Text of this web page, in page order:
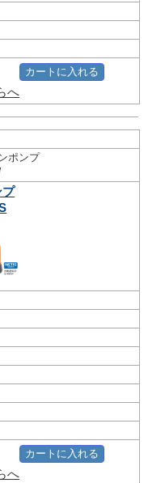
へ
カートに入れる
ポンプ
プ
へ
カートに入れる